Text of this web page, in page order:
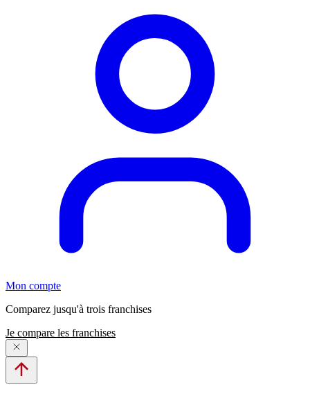
Mon compte
Comparez jusqu'à trois franchises
Je compare les franchises